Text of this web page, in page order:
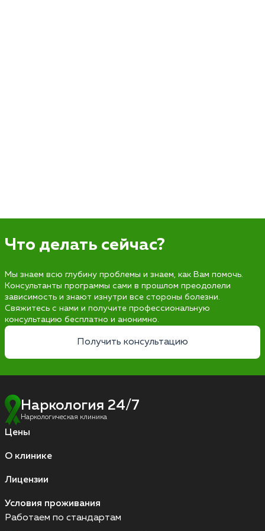
Что делать сейчас?
Мы знаем всю глубину проблемы и знаем, как Вам помочь.
Консультанты программы сами в прошлом преодолели
зависимость и знают изнутри все стороны болезни.
Свяжитесь с нами и получите профессиональную
консультацию бесплатно и анонимно.
Получить консультацию
Наркология 24/7
Наркологическая клиника
Цены
О клинике
Лицензии
Условия проживания
Работаем по стандартам